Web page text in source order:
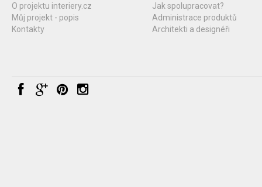
O projektu interiery.cz
Můj projekt - popis
Kontakty
Jak spolupracovat?
Administrace produktů
Architekti a designéři